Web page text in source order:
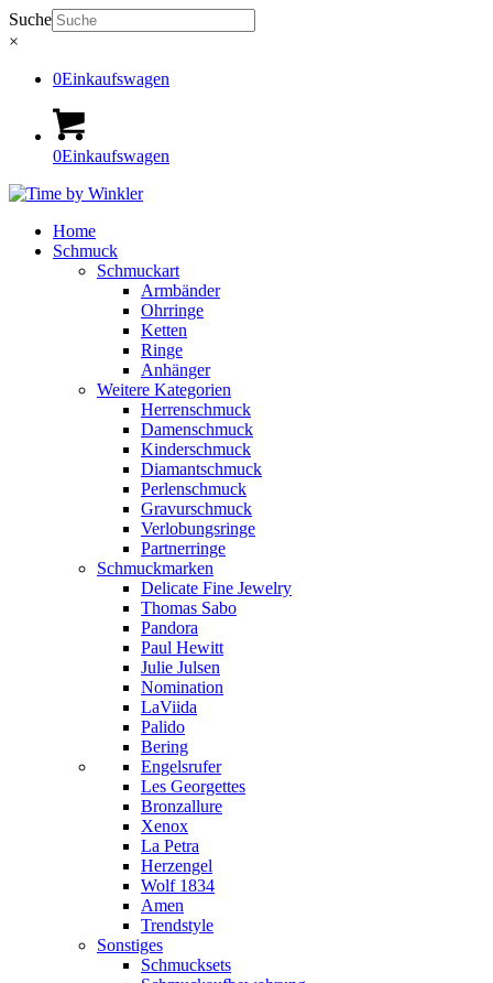
Suche
×
0Einkaufswagen
0Einkaufswagen
Home
Schmuck
Schmuckart
Armbänder
Ohrringe
Ketten
Ringe
Anhänger
Weitere Kategorien
Herrenschmuck
Damenschmuck
Kinderschmuck
Diamantschmuck
Perlenschmuck
Gravurschmuck
Verlobungsringe
Partnerringe
Schmuckmarken
Delicate Fine Jewelry
Thomas Sabo
Pandora
Paul Hewitt
Julie Julsen
Nomination
LaViida
Palido
Bering
Engelsrufer
Les Georgettes
Bronzallure
Xenox
La Petra
Herzengel
Wolf 1834
Amen
Trendstyle
Sonstiges
Schmucksets